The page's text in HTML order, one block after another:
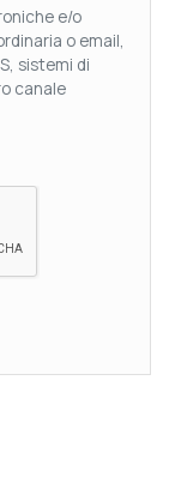
e/o
o email,
sistemi di
canale